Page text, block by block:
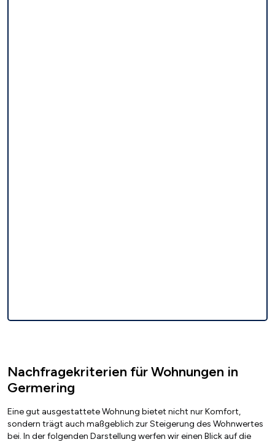
Nachfragekriterien für Wohnungen in
Germering
Eine gut ausgestattete Wohnung bietet nicht nur Komfort,
sondern trägt auch maßgeblich zur Steigerung des Wohnwertes
bei. In der folgenden Darstellung werfen wir einen Blick auf die